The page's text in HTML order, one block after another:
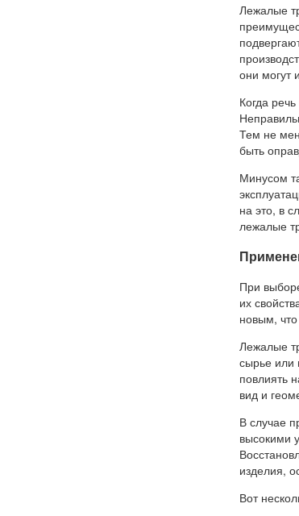
Лежалые
они могут
Когда
Тем не
быть
Минусом
на это, в
лежалые
При
их
новым,
Лежалые
сырье или
повлиять
вид и
В случае
высокими
изделия,
Вот